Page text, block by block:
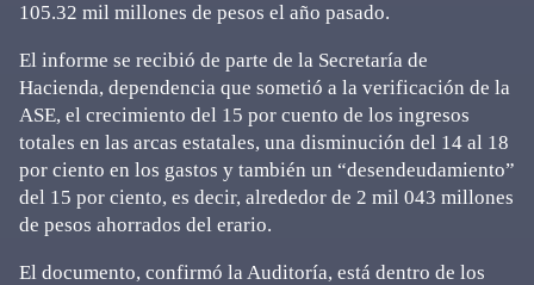
105.32 mil millones de pesos el año pasado.
El informe se recibió de parte de la Secretaría de
Hacienda, dependencia que sometió a la verificación de la
ASE, el crecimiento del 15 por cuento de los ingresos
totales en las arcas estatales, una disminución del 14 al 18
por ciento en los gastos y también un “desendeudamiento”
del 15 por ciento, es decir, alrededor de 2 mil 043 millones
de pesos ahorrados del erario.
El documento, confirmó la Auditoría, está dentro de los